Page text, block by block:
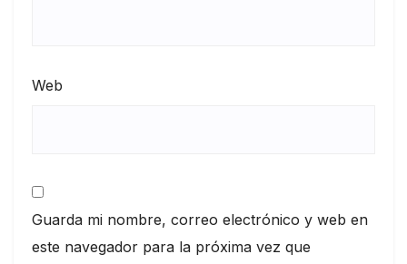
Web
Guarda mi nombre, correo electrónico y web en
este navegador para la próxima vez que